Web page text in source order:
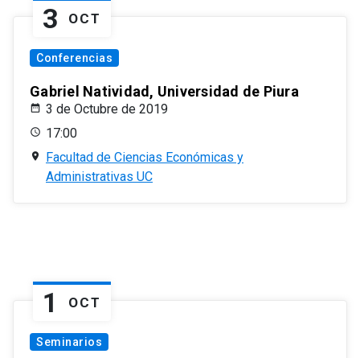
3 OCT
Conferencias
Gabriel Natividad, Universidad de Piura
3 de Octubre de 2019
17:00
Facultad de Ciencias Económicas y
Administrativas UC
1 OCT
Seminarios